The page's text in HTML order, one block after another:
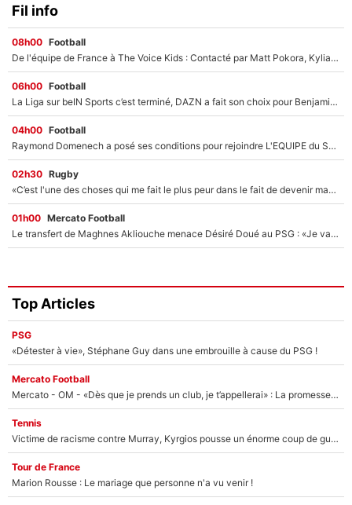
Fil info
08h00 Football
De l'équipe de France à The Voice Kids : Contacté par Matt Pokora, Kylian Mbappé a accepté de jouer un rôle inédit sur TF1 !
06h00 Football
La Liga sur beIN Sports c’est terminé, DAZN a fait son choix pour Benjamin Da Silva et Omar Da Fonseca !
04h00 Football
Raymond Domenech a posé ses conditions pour rejoindre L'EQUIPE du Soir : Il refuse de faire l'émission avec un autre chroniqueur !
02h30 Rugby
«C’est l'une des choses qui me fait le plus peur dans le fait de devenir maman» : En couple avec Antoine Dupont, Iris Mittenaere s'inquiète déjà pour ses futurs enfants !
01h00 Mercato Football
Le transfert de Maghnes Akliouche menace Désiré Doué au PSG : «Je valide à 200%»
Top Articles
PSG
«Détester à vie», Stéphane Guy dans une embrouille à cause du PSG !
Mercato Football
Mercato - OM - «Dès que je prends un club, je t’appellerai» : La promesse de Marcelino au moment de claquer la porte
Tennis
Victime de racisme contre Murray, Kyrgios pousse un énorme coup de gueule !
Tour de France
Marion Rousse : Le mariage que personne n'a vu venir !